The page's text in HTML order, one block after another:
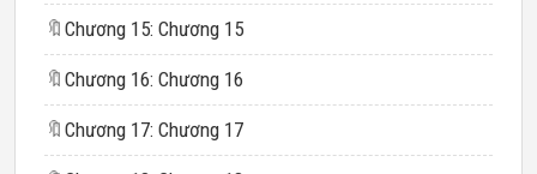
🔖 Chương 15: Chương 15
🔖 Chương 16: Chương 16
🔖 Chương 17: Chương 17